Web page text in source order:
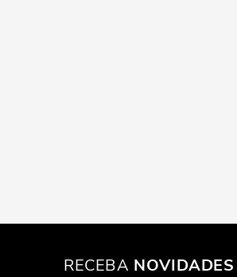
RECEBA NOVIDADES